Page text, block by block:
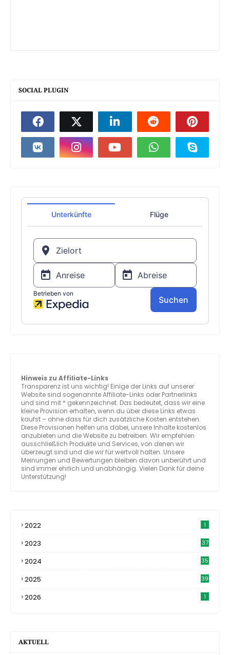
SOCIAL PLUGIN
Hinweis zu Affiliate-Links
Transparenz ist uns wichtig! Einige der Links auf unserer
Website sind sogenannte Affiliate-Links oder Partnerlinks
und sind mit * gekennzeichnet. Das bedeutet, dass wir eine
kleine Provision erhalten, wenn du über diese Links etwas
kaufst – ohne dass für dich zusätzliche Kosten entstehen.
Diese Provisionen helfen uns dabei, unsere Inhalte kostenlos
anzubieten und die Website zu betreiben. Wir empfehlen
ausschließlich Produkte und Services, von denen wir
überzeugt sind und die wir für wertvoll halten. Unsere
Meinungen und Bewertungen bleiben davon unberührt und
sind immer ehrlich und unabhängig. Vielen Dank für deine
Unterstützung!
2022 1
2023 37
2024 35
2025 39
2026 1
AKTUELL